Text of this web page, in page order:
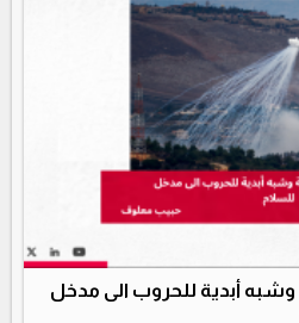
أبدية للحروب الى مدخل